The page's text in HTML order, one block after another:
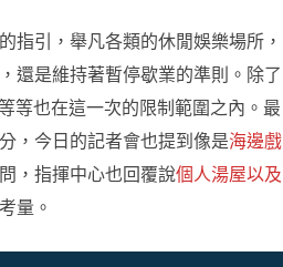
指引，舉凡各類的休閒娛樂場所，
還是維持著暫停歇業的準則。除了
等也在這一次的限制範圍之內。最
，今日的記者會也提到像是海邊戲
，指揮中心也回覆說個人湯屋以及
量。